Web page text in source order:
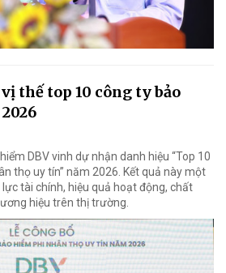
thế top 10 công ty bảo
DBV vinh dự nhận danh hiệu “Top 10
thọ uy tín” năm 2026. Kết quả này một
tài chính, hiệu quả hoạt động, chất
hiệu trên thị trường.